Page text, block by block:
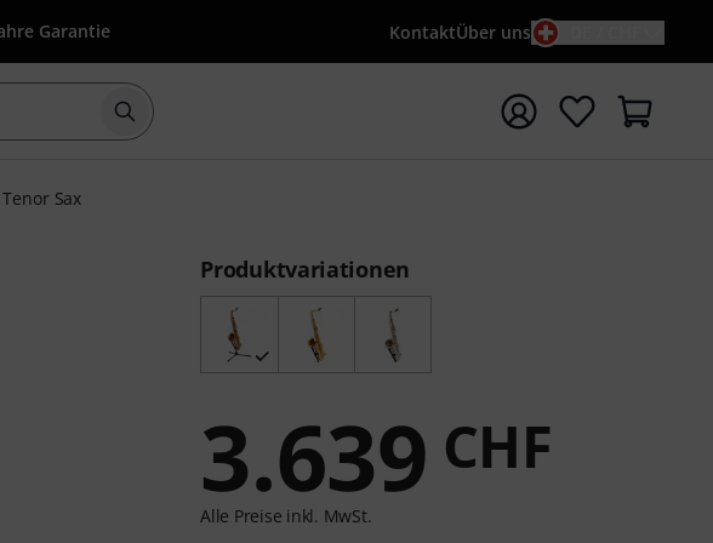
Garantie KontaktÜber uns
Suche mit Suchwort {searchTerm} starten
Sax
Produktvariationen
3.639 CHF
Alle Preise inkl. MwSt.